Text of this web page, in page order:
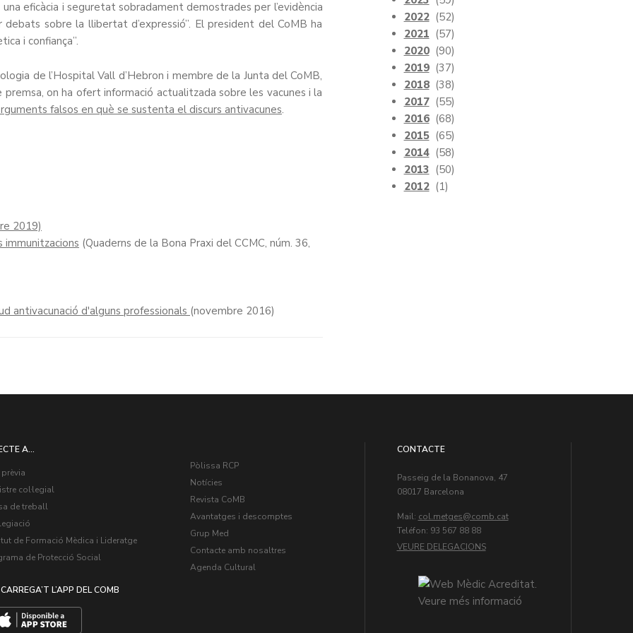
eficàcia i seguretat sobradament demostrades per l’evidència
sobre la llibertat d’expressió”. El president del CoMB ha
i confiança”.
de l’Hospital Vall d’Hebron i membre de la Junta del CoMB,
on ha ofert informació actualitzada sobre les vacunes i la
falsos en què se sustenta el discurs antivacunes.
2019)
immunitzacions (Quaderns de la Bona Praxi del CCMC, núm. 36,
antivacunació d'alguns professionals (novembre 2016)
2022 (52)
2021 (57)
2020 (90)
2019 (37)
2018 (38)
2017 (55)
2016 (68)
2015 (65)
2014 (58)
2013 (50)
2012 (1)
A...
col·legial
de treball
de Formació Mèdica i Lideratge
de Protecció Social
L’APP DEL COMB
Pòlissa RCP
Notícies
Revista CoMB
Avantatges i descomptes
Grup Med
Contacte amb nosaltres
Agenda Cultural
CONTACTE
Passeig de la Bonanova, 47
08017 Barcelona
Mail: col.metges
Teléfon: 93 567 88 88
VEURE DELEGACIONS